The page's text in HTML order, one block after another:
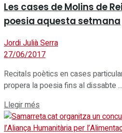
Les cases de Molins de
poesia aquesta setmana
Jordi Julià Serra
27/06/2017
Recitals poètics en cases
propera la poesia fins al dissabte ...
Llegir més